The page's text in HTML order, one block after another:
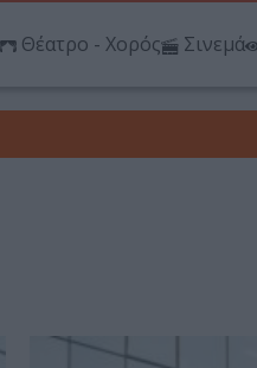
Θέατρο - Χορός Σινεμά